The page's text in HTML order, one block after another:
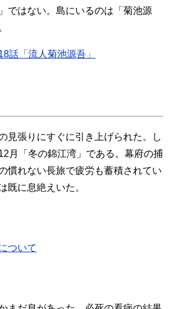
ではない。島にいるのは「菊池源
話「流人菊池源吾」
見張りにすぐに引き上げられた。し
月「冬の錦江湾」である。幕府の捕
慣れない長旅で疲労も蓄積されてい
既に息絶えいた。
ついて